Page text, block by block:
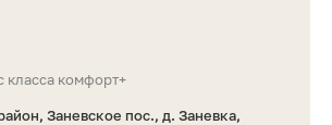
класса комфорт+
Заневское пос., д. Заневка,